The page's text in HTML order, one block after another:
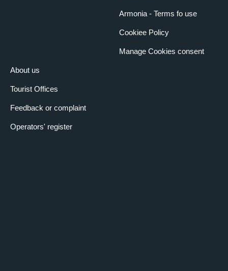
About us
Tourist Offices
Feedback or complaint
Operators' register
Armonia - Terms fo use
Cookiee Policy
Manage Cookies consent